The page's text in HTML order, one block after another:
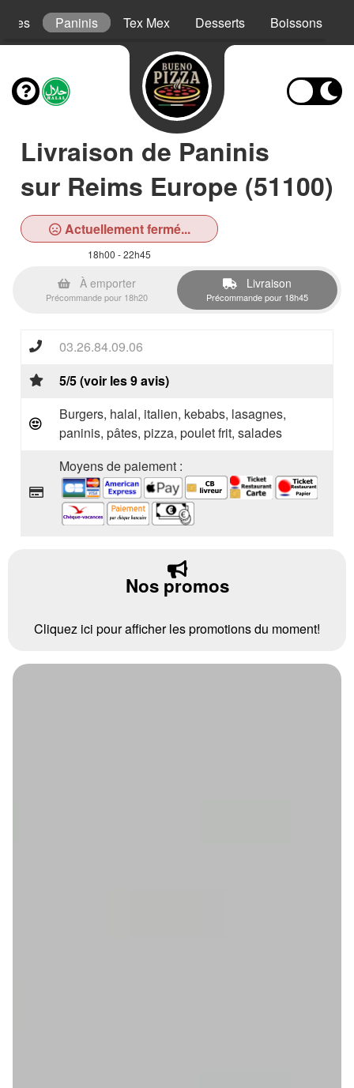
Paninis Tex Mex Desserts Boissons
Livraison de Paninis
sur Reims Europe (51100)
Actuellement fermé...
18h00 - 22h45
À emporter
Précommande pour 18h20
Livraison
Précommande pour 18h45
03.26.84.09.06
5/5 (voir les 9 avis)
Burgers, halal, italien, kebabs, lasagnes,
paninis, pâtes, pizza, poulet frit, salades
Moyens de paiement :
Nos promos
Cliquez ici pour afficher les promotions du moment!